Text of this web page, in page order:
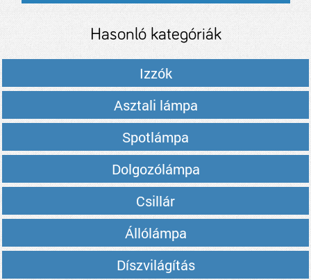
Hasonló kategóriák
Izzók
Asztali lámpa
Spotlámpa
Dolgozólámpa
Csillár
Állólámpa
Díszvilágítás